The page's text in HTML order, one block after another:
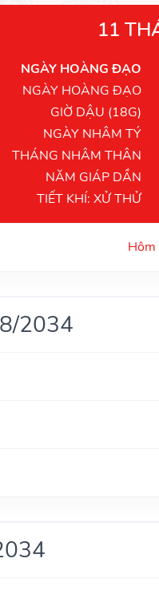
11
NGÀY HOÀNG ĐẠO
NGÀY HOÀNG ĐẠO
GIỜ DẬU (18G)
NGÀY NHÂM TÝ
THÁNG NHÂM THÂN
NĂM GIÁP DẦN
TIẾT KHÍ: XỬ THỬ
Hôm
2034